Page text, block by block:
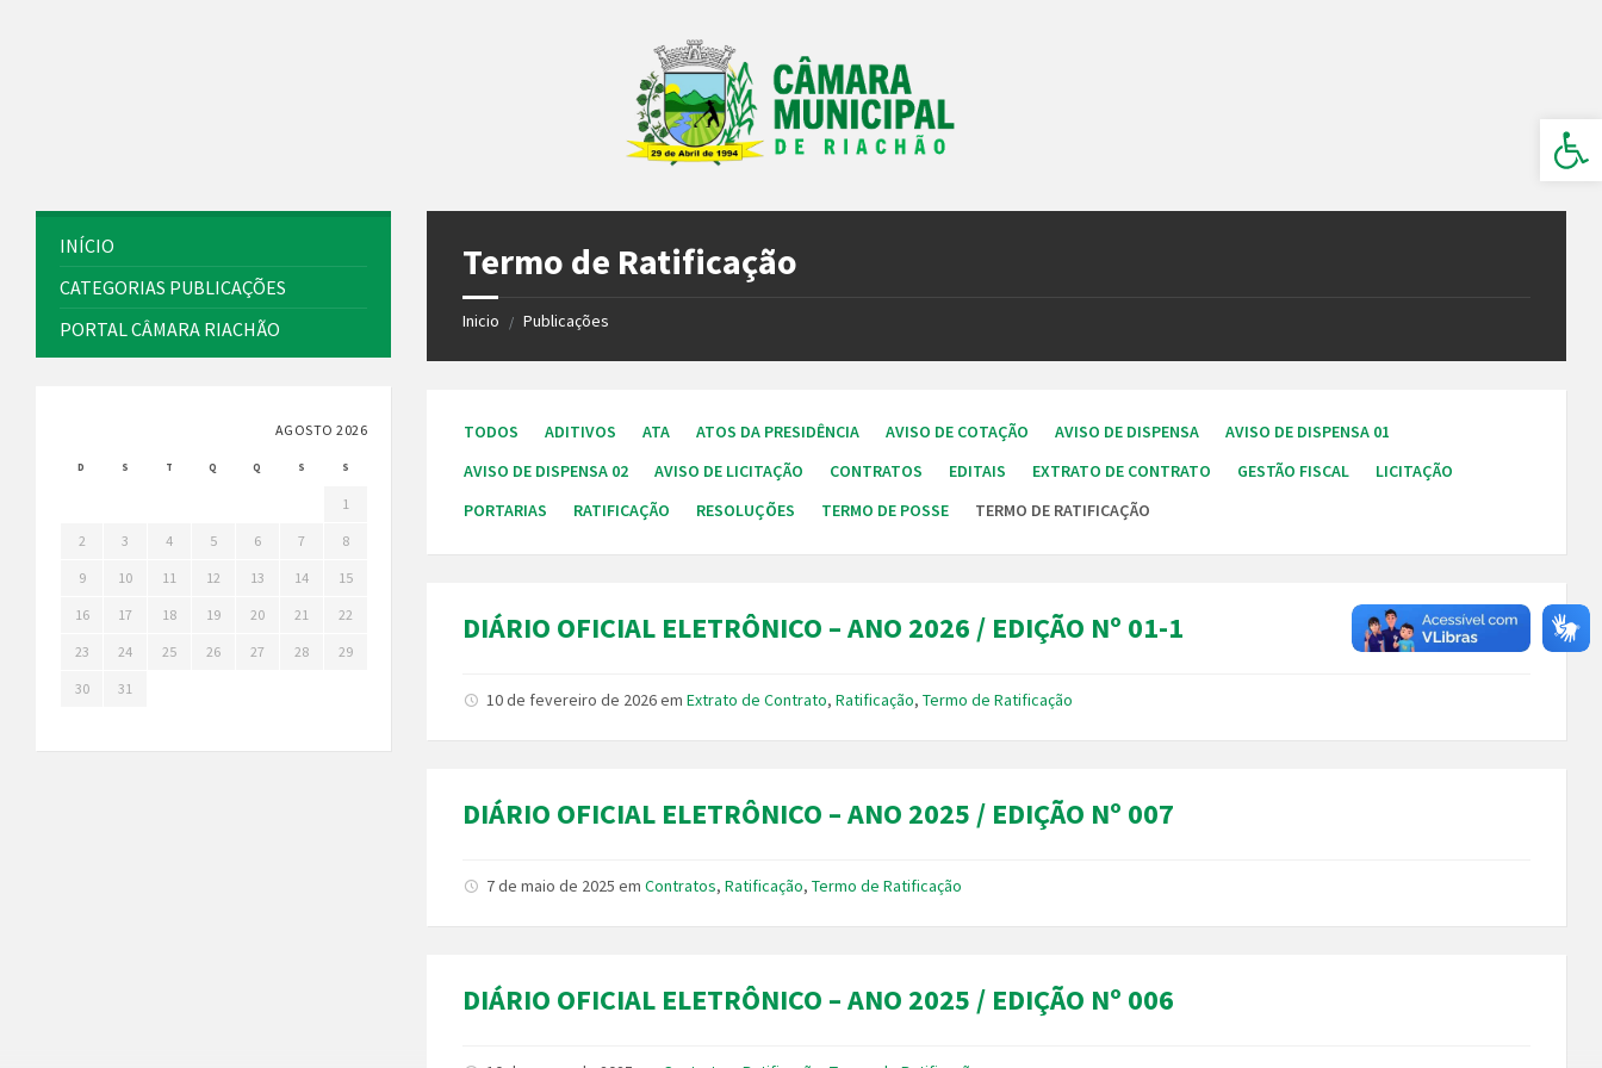
Barra de Ferramentas Aberta
Termo de Ratificação
Inicio / Publicações
TODOS ADITIVOS ATA ATOS DA PRESIDÊNCIA AVISO DE COTAÇÃO AVISO DE DISPENSA
AVISO DE DISPENSA 01
AVISO DE DISPENSA 02
AVISO DE LICITAÇÃO CONTRATOS EDITAIS EXTRATO DE CONTRATO GESTÃO FISCAL
LICITAÇÃO
PORTARIAS
RATIFICAÇÃO RESOLUÇÕES TERMO DE POSSE TERMO DE RATIFICAÇÃO
DIÁRIO OFICIAL ELETRÔNICO – ANO 2026 / EDIÇÃO Nº 01-1
10 de fevereiro de 2026emExtrato de Contrato,Ratificação,Termo de Ratificação
DIÁRIO OFICIAL ELETRÔNICO – ANO 2025 / EDIÇÃO Nº 007
7 de maio de 2025emContratos,Ratificação,Termo de Ratificação
DIÁRIO OFICIAL ELETRÔNICO – ANO 2025 / EDIÇÃO Nº 006
INÍCIO
CATEGORIAS PUBLICAÇÕES
PORTAL CÂMARA RIACHÃO
AGOSTO 2026
D S T Q Q S S
1
2 3 4 5 6 7 8
9 10 11 12 13 14 15
16 17 18 19 20 21 22
23 24 25 26 27 28 29
30 31